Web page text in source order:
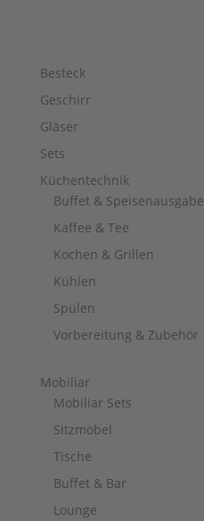
Besteck
Geschirr
Gläser
Sets
Küchentechnik
Buffet & Speisenausgabe
Kaffee & Tee
Kochen & Grillen
Kühlen
Spülen
Vorbereitung & Zubehör
Mobiliar
Mobiliar Sets
Sitzmöbel
Tische
Buffet & Bar
Lounge